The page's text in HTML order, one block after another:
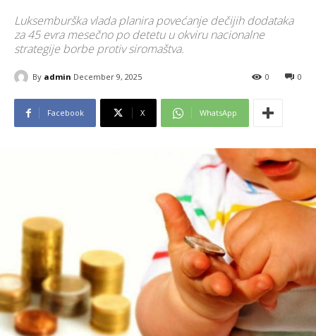
Luksemburška vlada planira povećanje dečijih dodataka
za 45 evra mesečno po detetu u okviru nacionalne
strategije borbe protiv siromaštva.
By admin December 9, 2025 0
0
Facebook X WhatsApp